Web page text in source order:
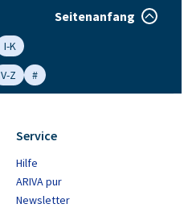
Seitenanfang
I-K
V-Z #
Service
Hilfe
ARIVA pur
Newsletter